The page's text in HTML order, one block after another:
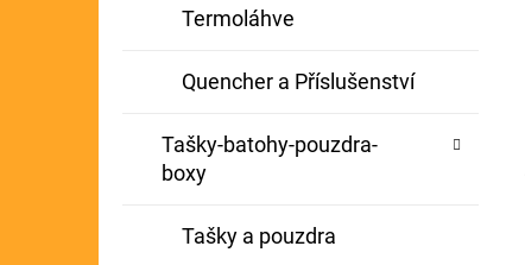
Termoláhve
Quencher a Příslušenství
Tašky-batohy-pouzdra-
boxy
Tašky a pouzdra